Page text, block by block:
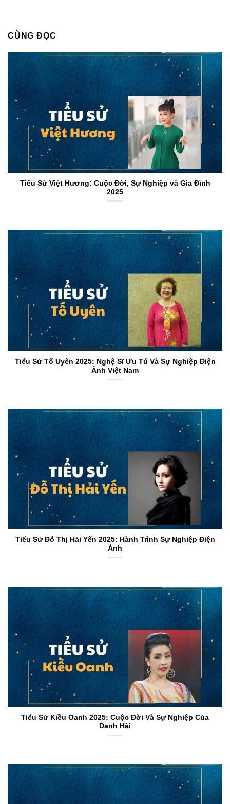
CÙNG ĐỌC
Tiểu Sử Việt Hương: Cuộc Đời, Sự Nghiệp và Gia Đình
2025
Tiểu Sử Tố Uyên 2025: Nghệ Sĩ Ưu Tú Và Sự Nghiệp Điện
Ảnh Việt Nam
Tiểu Sử Đỗ Thị Hải Yến 2025: Hành Trình Sự Nghiệp Điện
Ảnh
Tiểu Sử Kiều Oanh 2025: Cuộc Đời Và Sự Nghiệp Của
Danh Hài